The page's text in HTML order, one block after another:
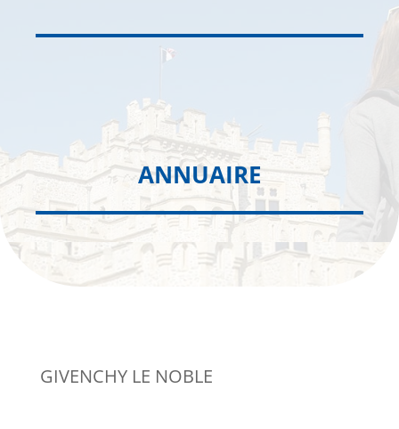
ANNUAIRE
GIVENCHY LE NOBLE